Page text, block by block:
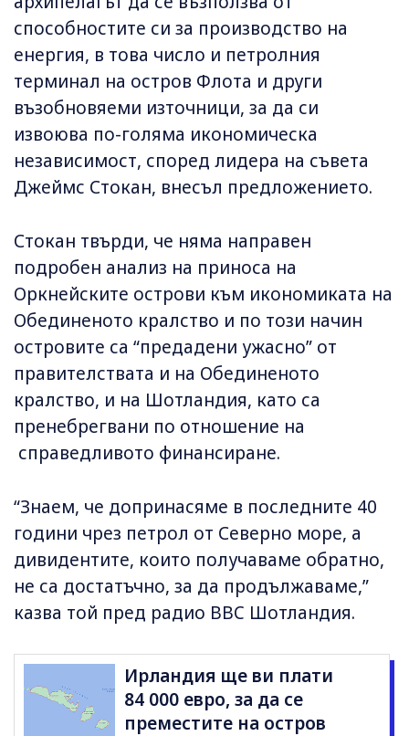
способностите си за производство на
енергия, в това число и петролния
терминал на остров Флота и други
възобновяеми източници, за да си
извоюва по-голяма икономическа
независимост, според лидера на съвета
Джеймс Стокан, внесъл предложението.
Стокан твърди, че няма направен
подробен анализ на приноса на
Оркнейските острови към икономиката на
Обединеното кралство и по този начин
островите са “предадени ужасно” от
правителствата и на Обединеното
кралство, и на Шотландия, като са
пренебрегвани по отношение на
справедливото финансиране.
“Знаем, че допринасяме в последните 40
години чрез петрол от Северно море, а
дивидентите, които получаваме обратно,
не са достатъчно, за да продължаваме,”
казва той пред радио BBC Шотландия.
Ирландия ще ви плати
84 000 евро, за да се
преместите на остров